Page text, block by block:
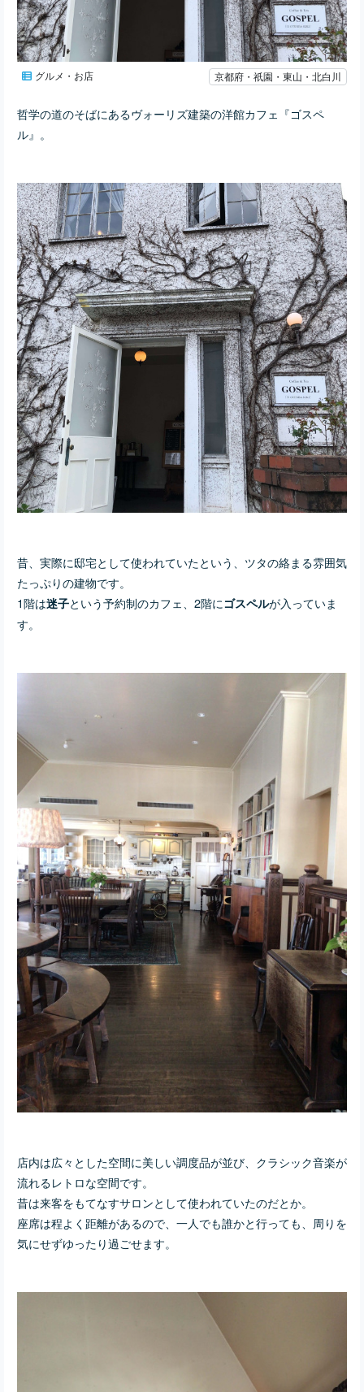
グルメ・お店 京都府・祇園・東山・北白川
哲学の道のそばにあるヴォーリズ建築の洋館カフェ『ゴスペ
ル』。
昔、実際に邸宅として使われていたという、ツタの絡まる雰囲気
たっぷりの建物です。
1階は迷子という予約制のカフェ、2階にゴスペルが入っていま
す。
店内は広々とした空間に美しい調度品が並び、クラシック音楽が
流れるレトロな空間です。
昔は来客をもてなすサロンとして使われていたのだとか。
座席は程よく距離があるので、一人でも誰かと行っても、周りを
気にせずゆったり過ごせます。